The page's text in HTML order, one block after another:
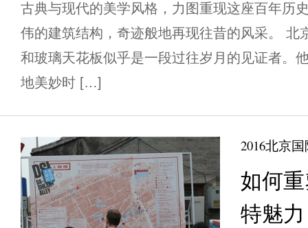
古典与现代的美学风格，力图重现这座百年历
伟的建筑结构，奇迹般地再现往昔的风采。 北
和玻璃天花板似乎是一段过往岁月的见证者。
地美妙时 […]
2016北京
如何
特魅